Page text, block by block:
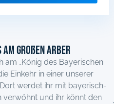
Großen Arber
am „König des Bayerischen
Einkehr in einer unserer
werdet ihr mit bayerisch-
verwöhnt und ihr könnt den